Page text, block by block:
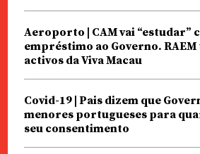
Aeroporto | CAM vai “estudar”
empréstimo ao Governo.
activos da Viva Macau
Covid-19 | Pais dizem que
menores portugueses para
seu consentimento